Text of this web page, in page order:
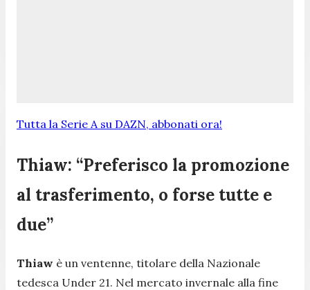
Tutta la Serie A su DAZN, abbonati ora!
Thiaw: “Preferisco la promozione
al trasferimento, o forse tutte e
due”
Thiaw è un ventenne, titolare della Nazionale
tedesca Under 21. Nel mercato invernale alla fine